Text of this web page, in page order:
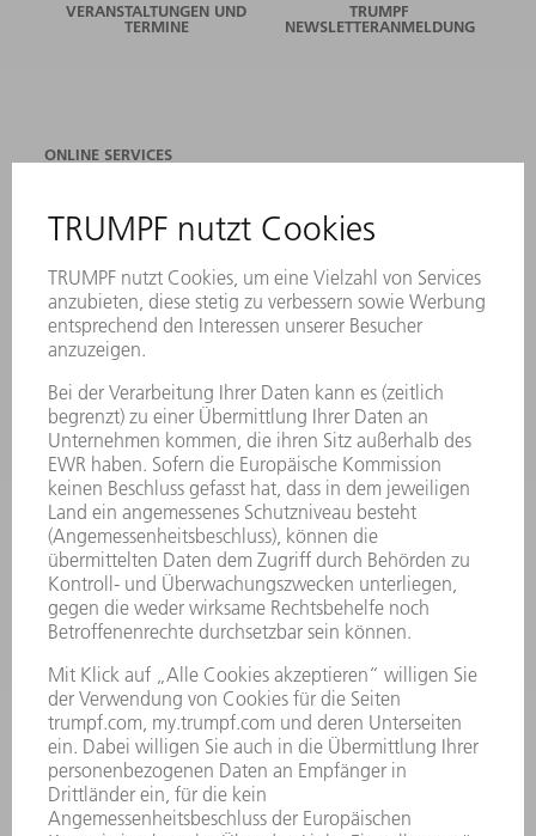
VERANSTALTUNGEN UND
TERMINE
TRUMPF
NEWSLETTERANMELDUNG
ONLINE SERVICES
STANDORTE
NEWSLETTER-ANMELDUNG
MYTRUMPF
SICHERHEITSDATENBLÄTTER
PRODUKTE
LASER
LEISTUNGSELEKTRONIK
ELEKTROWERKZEUGE
SMART FACTORY
SOFTWARE
SERVICES
ANWENDUNGEN
BRANCHEN
UNTERNEHMEN
KARRIERE
STELLENANGEBOTE
VORSTAND
GESCHÄFTSBERICHT
UNTERNEHMENSGRUNDSÄTZE
COMPLIANCE
HINWEISGEBERSYSTEM
SECURITY
PRESSEMITTEILUNGEN